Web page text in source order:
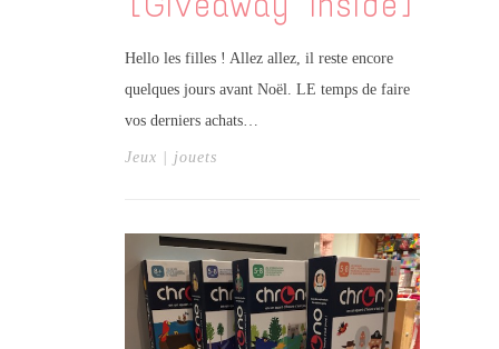
Hello les filles ! Allez allez, il reste encore
quelques jours avant Noël. LE temps de faire
vos derniers achats…
Jeux | jouets